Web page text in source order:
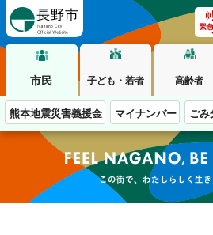
緊
市民 子ども・若者 高齢者
熊本地震災害義援金 マイナンバー ごみ
この街で、わたしらしく生